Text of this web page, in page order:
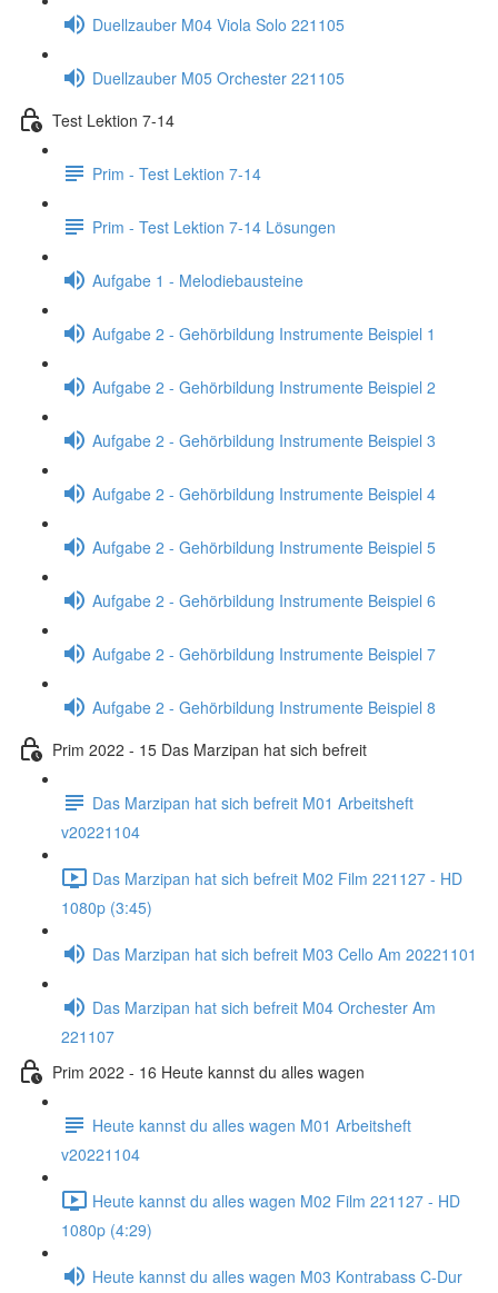
Duellzauber M04 Viola Solo 221105
Duellzauber M05 Orchester 221105
Test Lektion 7-14
Prim - Test Lektion 7-14
Prim - Test Lektion 7-14 Lösungen
Aufgabe 1 - Melodiebausteine
Aufgabe 2 - Gehörbildung Instrumente Beispiel 1
Aufgabe 2 - Gehörbildung Instrumente Beispiel 2
Aufgabe 2 - Gehörbildung Instrumente Beispiel 3
Aufgabe 2 - Gehörbildung Instrumente Beispiel 4
Aufgabe 2 - Gehörbildung Instrumente Beispiel 5
Aufgabe 2 - Gehörbildung Instrumente Beispiel 6
Aufgabe 2 - Gehörbildung Instrumente Beispiel 7
Aufgabe 2 - Gehörbildung Instrumente Beispiel 8
Prim 2022 - 15 Das Marzipan hat sich befreit
Das Marzipan hat sich befreit M01 Arbeitsheft
v20221104
Das Marzipan hat sich befreit M02 Film 221127 - HD
1080p (3:45)
Das Marzipan hat sich befreit M03 Cello Am 20221101
Das Marzipan hat sich befreit M04 Orchester Am
221107
Prim 2022 - 16 Heute kannst du alles wagen
Heute kannst du alles wagen M01 Arbeitsheft
v20221104
Heute kannst du alles wagen M02 Film 221127 - HD
1080p (4:29)
Heute kannst du alles wagen M03 Kontrabass C-Dur